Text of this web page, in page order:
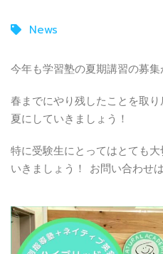
News
今年も学習塾の夏期講習の募集
春までにやり残したことを取
夏にしていきましょう！
特に受験生にとってはとても
いきましょう！ お問い合わせは